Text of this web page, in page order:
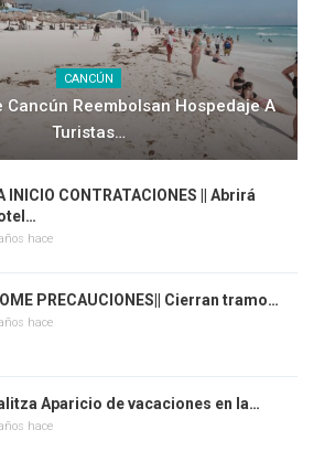
CANCÚN
Cancún Reembolsan Hospedaje A
Turistas…
INICIO CONTRATACIONES || Abrirá
hace
PRECAUCIONES|| Cierran tramo…
hace
Aparicio de vacaciones en la…
hace